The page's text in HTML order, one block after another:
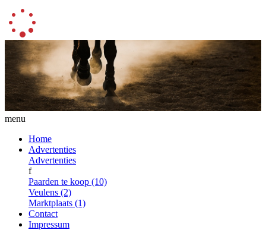
menu
Home
Advertenties
Advertenties
f
Paarden te koop (10)
Veulens (2)
Marktplaats (1)
Contact
Impressum